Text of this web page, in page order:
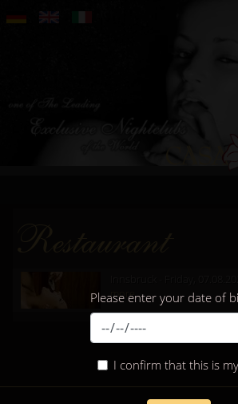
Please enter your date of
I confirm that this is
more...